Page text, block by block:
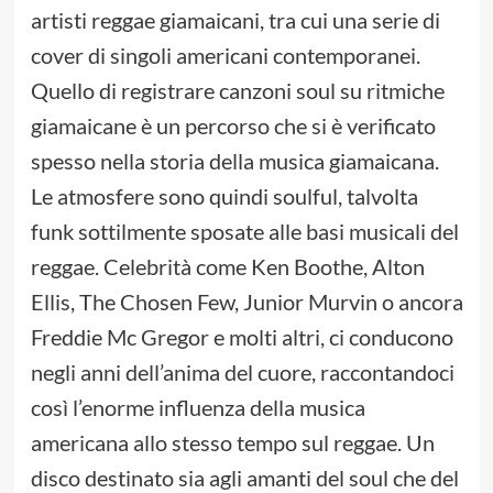
artisti reggae giamaicani, tra cui una serie di
cover di singoli americani contemporanei.
Quello di registrare canzoni soul su ritmiche
giamaicane è un percorso che si è verificato
spesso nella storia della musica giamaicana.
Le atmosfere sono quindi soulful, talvolta
funk sottilmente sposate alle basi musicali del
reggae. Celebrità come Ken Boothe, Alton
Ellis, The Chosen Few, Junior Murvin o ancora
Freddie Mc Gregor e molti altri, ci conducono
negli anni dell’anima del cuore, raccontandoci
così l’enorme influenza della musica
americana allo stesso tempo sul reggae. Un
disco destinato sia agli amanti del soul che del